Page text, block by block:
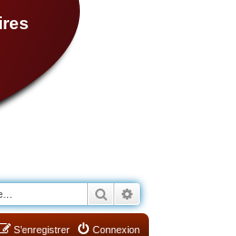
Rechercher
Connexion
S’enregistrer